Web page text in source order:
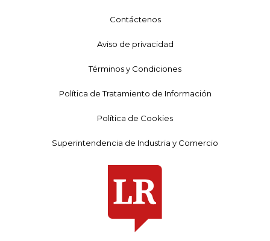
Contáctenos
Aviso de privacidad
Términos y Condiciones
Política de Tratamiento de Información
Política de Cookies
Superintendencia de Industria y Comercio